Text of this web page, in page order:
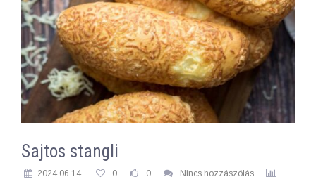
Sajtos stangli
2024.06.14. 0 0
Nincs hozzászólás